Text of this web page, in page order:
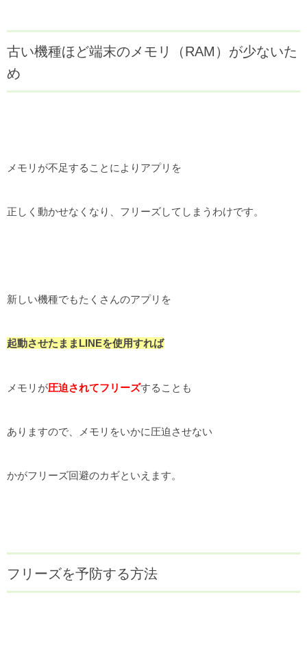
古い機種ほど端末のメモリ（RAM）が少ないた
め
メモリが不足することによりアプリを
正しく動かせなくなり、フリーズしてしまうわけです。
新しい機種でもたくさんのアプリを
起動させたままLINEを使用すれば
メモリが圧迫されてフリーズすることも
ありますので、メモリをいかに圧迫させない
かがフリーズ回避のカギといえます。
フリーズを予防する方法